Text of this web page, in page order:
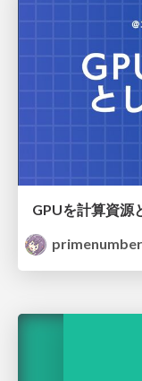
GPUを計算資源
primenumber